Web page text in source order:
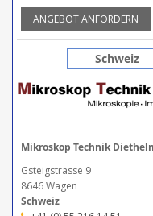
ANGEBOT ANFORDERN
Schweiz
Mikroskop Technik
Gsteigstrasse 9
8646 Wagen
Schweiz